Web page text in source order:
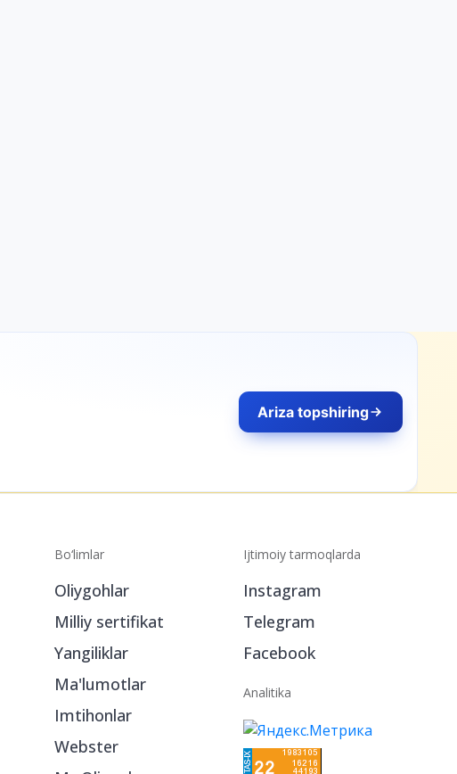
Ariza topshiring
Bo‘limlar
Oliygohlar
Milliy sertifikat
Yangiliklar
Ma'lumotlar
Imtihonlar
Webster
Ijtimoiy tarmoqlarda
Instagram
Telegram
Facebook
Analitika